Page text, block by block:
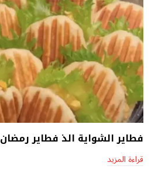
فطاير الشواية الذ فطاير رمضان
قراءة المزيد